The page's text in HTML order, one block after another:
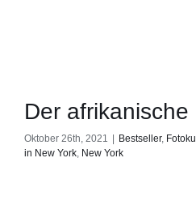
Der
Oktober 26th, 2021 Bestseller,
in New York, New York